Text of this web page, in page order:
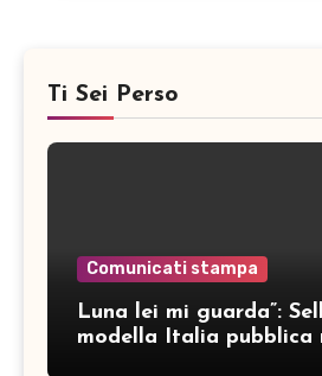
Ti Sei Perso
Comunicati stampa
Luna lei mi guarda”:
modella Italia pubblica